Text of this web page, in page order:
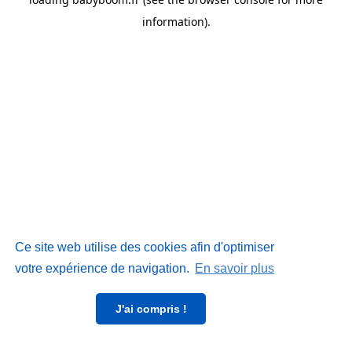
Ce site web utilise des cookies afin d'optimiser
votre expérience de navigation. En savoir plus
J'ai compris !
information).